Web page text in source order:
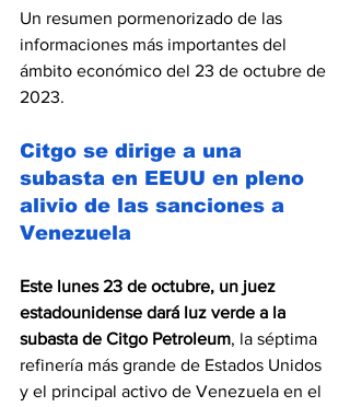
Un resumen pormenorizado de las
informaciones más importantes del
ámbito económico del 23 de octubre de
2023.
Citgo se dirige a una
subasta en EEUU en pleno
alivio de las sanciones a
Venezuela
Este lunes 23 de octubre, un juez
estadounidense dará luz verde a la
subasta de Citgo Petroleum, la séptima
refinería más grande de Estados Unidos
y el principal activo de Venezuela en el